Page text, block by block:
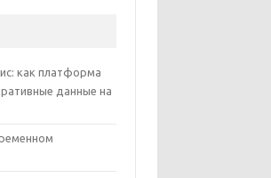
как платформа
данные на